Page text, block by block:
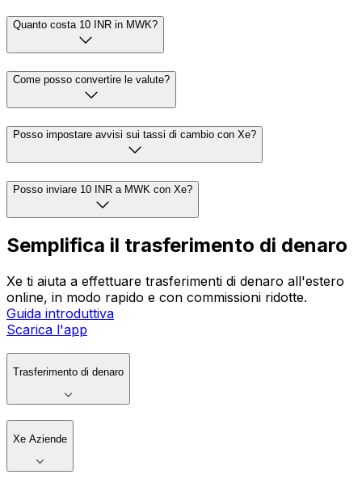
Quanto costa 10 INR in MWK?
Come posso convertire le valute?
Posso impostare avvisi sui tassi di cambio con Xe?
Posso inviare 10 INR a MWK con Xe?
Semplifica il trasferimento di denaro
Xe ti aiuta a effettuare trasferimenti di denaro all'estero
online, in modo rapido e con commissioni ridotte.
Guida introduttiva
Scarica l'app
Trasferimento di denaro
Xe Aziende